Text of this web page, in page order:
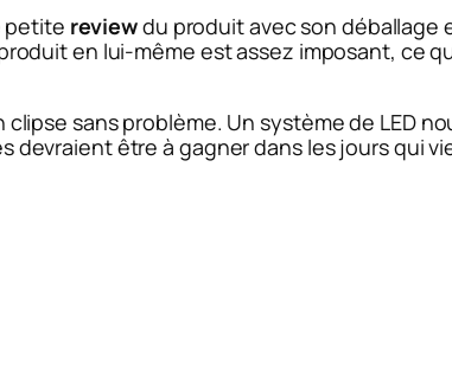
petite reviewdu produit avec son déballage
en lui-même est assez imposant, ce
sans problème. Un système de LED
devraient être à gagner dans les jours qui